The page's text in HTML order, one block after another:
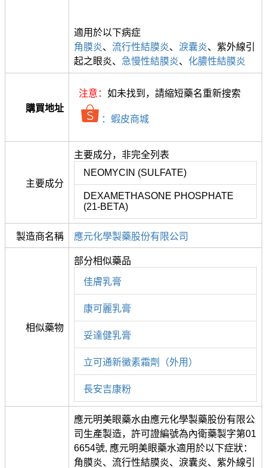
適用於以下病症
角膜炎、 流行性結膜炎、 淚囊炎、紫外線引
起之眼炎、 急慢性結膜炎、 化膿性結膜炎
購買地址
注意： 如未找到，請縮短藥名重新搜索
：蝦皮商城
主要成分
主要成分，非完全列表
NEOMYCIN (SULFATE)
DEXAMETHASONE PHOSPHATE
(21-BETA)
製造商名稱 應元化學製藥股份有限公司
相似藥物
部分相似藥品
佳膚乳膏
康可麗乳膏
妥達健乳膏
立可通新黴素霜劑（外用）
長安吉康粉
應元明美眼藥水由應元化學製藥股份有限公
司生產製造，許可證編號為內衛藥製字第01
6654號, 應元明美眼藥水適用於以下症狀：
角膜炎、流行性結膜炎、淚囊炎、紫外線引